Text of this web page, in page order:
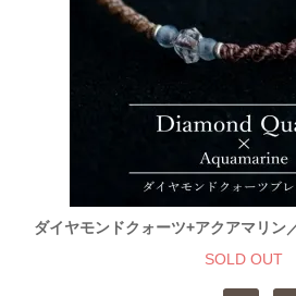
ダイヤモンドクォーツ+アクアマリン
SOLD OUT